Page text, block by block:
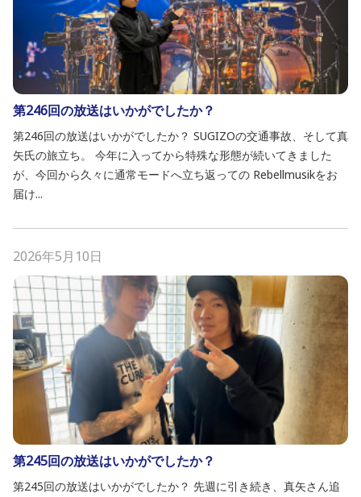
第246回の放送はいかがでしたか？
第246回の放送はいかがでしたか？ SUGIZOの交通事故、そして真
矢氏の旅立ち。 今年に入ってから特殊な形態が続いてきました
が、今回から久々に通常モードへ立ち返っての Rebellmusikをお
届け...
2026年5月10日
第245回の放送はいかがでしたか？
第245回の放送はいかがでしたか？ 先週に引き続き、真矢さん追